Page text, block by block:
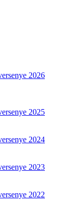
2026
2025
2024
2023
2022